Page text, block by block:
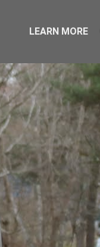
LEARN MORE